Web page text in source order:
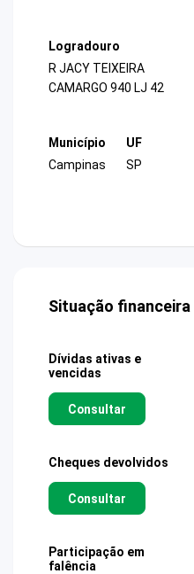
Logradouro
R JACY TEIXEIRA
CAMARGO 940 LJ 42
Município
Campinas
UF
SP
Situação financeira
Dívidas ativas e
vencidas
Consultar
Cheques devolvidos
Consultar
Participação em
falência